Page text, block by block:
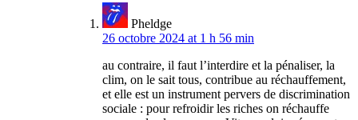
Pheldge
26 octobre 2024 at 1 h 56 min
au contraire, il faut l’interdire et la pénaliser, la
clim, on le sait tous, contribue au réchauffement,
et elle est un instrument pervers de discrimination
sociale : pour refroidir les riches on réchauffe